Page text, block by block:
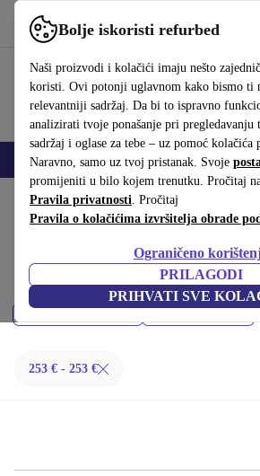
Bolje iskoristi refurbed
Naši proizvodi i kolačići imaju nešto
koristi. Ovi potonji uglavnom kako bismo ti
relevantniji sadržaj. Da bi to ispravno
analizirati tvoje ponašanje pri pregledavanju
sadržaj i oglase za tebe – uz pomoć kolačića
Naravno, samo uz tvoj pristanak. Svoje
promijeniti u bilo kojem trenutku. Pročitaj
Pravila privatnosti. Pročitaj
Pravila o kolačićima izvršitelja obrade
Ograničeno
PRILAGODI
PRIHVATI SVE
Koristi refurbed brzo i jednostavno
Mobiteli Prijenosna računala Tableti
Početna stranica Proizvodi Mobiteli i pametni telefoni
Kupi refurbished ASUS mobiteli ispod 200 €
dana za povrat. Uštedi novac i čuvaj okoliš.
253 € - 253 €